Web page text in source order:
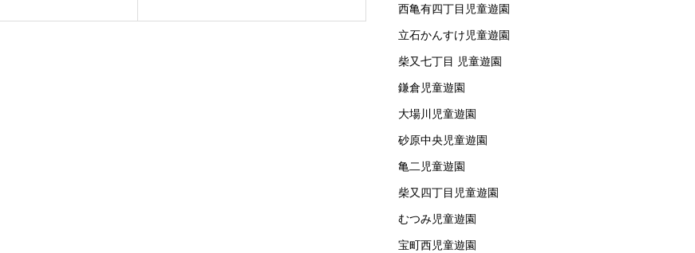
西亀有四丁目児童遊園
立石かんすけ児童遊園
柴又七丁目 児童遊園
鎌倉児童遊園
大場川児童遊園
砂原中央児童遊園
亀二児童遊園
柴又四丁目児童遊園
むつみ児童遊園
宝町西児童遊園